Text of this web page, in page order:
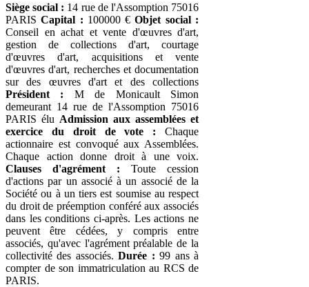
Siège social : 14 rue de l'Assomption 75016
PARISCapital : 100000 €Objet social :
Conseil en achat et vente d'œuvres d'art,
gestion de collections d'art, courtage
d'œuvres d'art, acquisitions et vente
d'œuvres d'art, recherches et documentation
sur des œuvres d'art et des collections
Président : M de Monicault Simon
demeurant 14 rue de l'Assomption 75016
PARIS élu Admission aux assemblées et
exercice du droit de vote : Chaque
actionnaire est convoqué aux Assemblées.
Chaque action donne droit à une voix.
Clauses d'agrément : Toute cession
d'actions par un associé à un associé de la
Société ou à un tiers est soumise au respect
du droit de préemption conféré aux associés
dans les conditions ci-après. Les actions ne
peuvent être cédées, y compris entre
associés, qu'avec l'agrément préalable de la
collectivité des associés.Durée : 99 ans à
compter de son immatriculation au RCS de
PARIS.